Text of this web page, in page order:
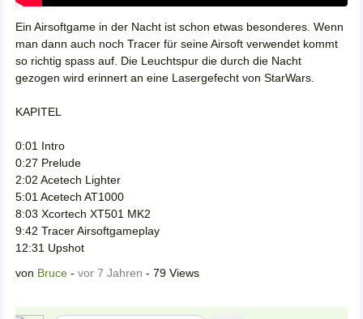
Ein Airsoftgame in der Nacht ist schon etwas besonderes. Wenn
man dann auch noch Tracer für seine Airsoft verwendet kommt
so richtig spass auf. Die Leuchtspur die durch die Nacht
gezogen wird erinnert an eine Lasergefecht von StarWars.
KAPITEL
0:01 Intro
0:27 Prelude
2:02 Acetech Lighter
5:01 Acetech AT1000
8:03 Xcortech XT501 MK2
9:42 Tracer Airsoftgameplay
12:31 Upshot
von Bruce - vor 7 Jahren - 79 Views